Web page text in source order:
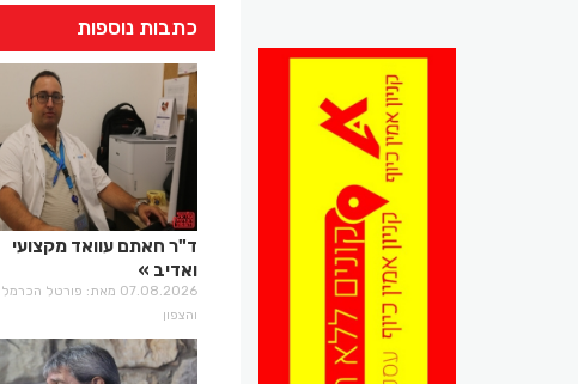
כתבות נוספות
ד"ר חאתם עוואד מקצועי
ואדיב
07.08.2026 מאת: פורטל הכרמל
והצפון